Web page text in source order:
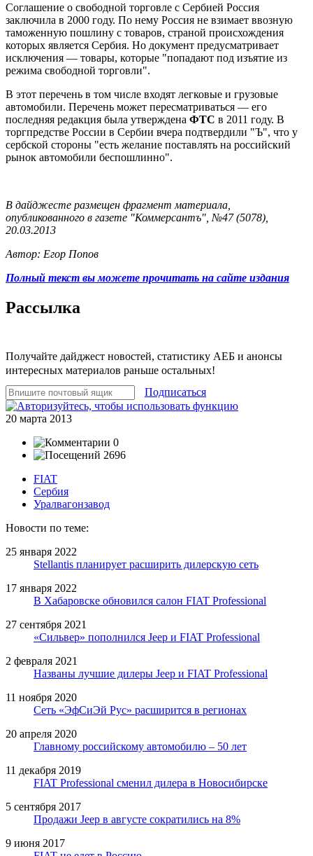
Соглашение о свободной торговле с Сербией Россия
заключила в 2000 году. По нему Россия не взимает ввозную
таможенную пошлину с товаров, страной происхождения
которых является Сербия. Но документ предусматривает
исключения — товары, которые "попадают под изъятие из
режима свободной торговли".
В этот перечень в том числе входят легковые и грузовые
автомобили. Перечень может пересматриваться — его
последняя редакция была утверждена ФТС в 2011 году. В
торгпредстве России в Сербии вчера подтвердили "Ъ", что у
сербской стороны "есть желание поставлять на российский
рынок автомобили беспошлинно".
В дайджесте размещен фрагмент материала,
опубликованного в газете "Коммерсантъ", №47 (5078),
20.03.2013
Автор: Егор Попов
Полный текст вы можете прочитать на сайте издания
Рассылка
Получайте дайджест новостей, статистику АЕБ и анонсы
интересных материалов раньше остальных!
Подписаться
20 марта 2013
0
2696
FIAT
Сербия
Уралвагонзавод
Новости по теме:
25 января 2022
Stellantis планирует расширить дилерскую сеть
17 января 2022
В Хабаровске обновился салон FIAT Professional
27 сентября 2021
«Сильвер» пополнился Jeep и FIAT Professional
2 февраля 2021
Названы лучшие дилеры Jeep и FIAT Professional
11 ноября 2020
Сеть «ЭфСиЭй Рус» расширится в регионах
20 апреля 2020
Главному российскому автомобилю – 50 лет
11 декабря 2019
FIAT Professional сменил дилера в Новосибирске
5 сентября 2017
Продажи Jeep в августе сократились на 8%
9 июня 2017